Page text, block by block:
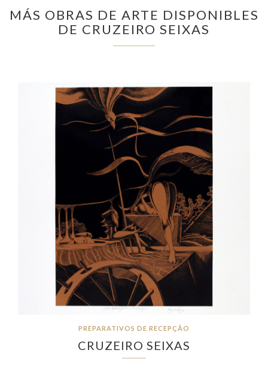
MÁS OBRAS DE ARTE DISPONIBLES
DE CRUZEIRO SEIXAS
PREPARATIVOS DE RECEPÇÃO
CRUZEIRO SEIXAS